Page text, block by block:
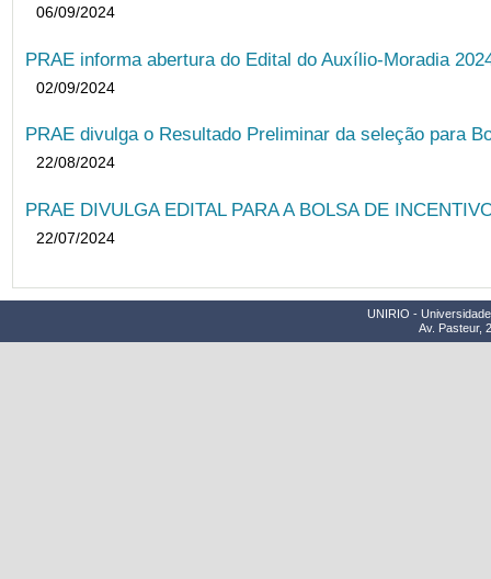
06/09/2024
PRAE informa abertura do Edital do Auxílio-Moradia
02/09/2024
PRAE divulga o Resultado Preliminar da seleção para
22/08/2024
PRAE DIVULGA EDITAL PARA A BOLSA DE
22/07/2024
UNIRIO -
Av. Pasteur,